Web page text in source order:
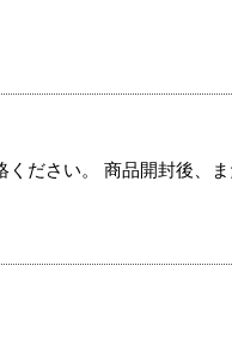
ださい。 商品開封後、